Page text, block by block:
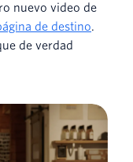
nuevo video de
de destino.
de verdad